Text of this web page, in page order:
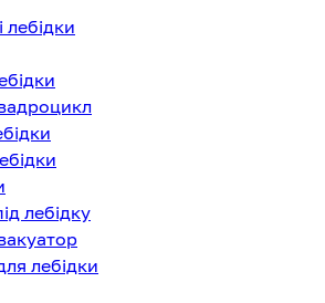
лебідки
лебідку
лебідки